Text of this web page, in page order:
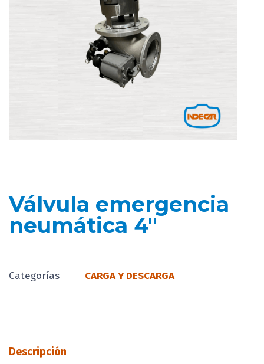
Válvula emergencia
neumática 4″
Categorías CARGA Y DESCARGA
Descripción